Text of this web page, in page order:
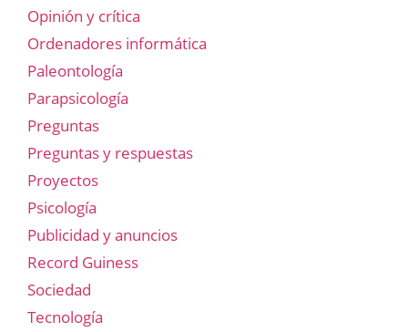
Opinión y crítica
Ordenadores informática
Paleontología
Parapsicología
Preguntas
Preguntas y respuestas
Proyectos
Psicología
Publicidad y anuncios
Record Guiness
Sociedad
Tecnología